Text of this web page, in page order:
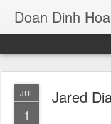
JUL
1
Jared